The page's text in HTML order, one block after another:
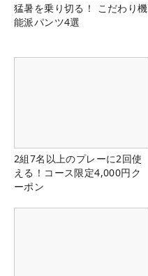
猛暑を乗り切る！ こだわり機
能派パンツ4選
2組7名以上のプレーに2回使
える！コース限定4,000円ク
ーポン